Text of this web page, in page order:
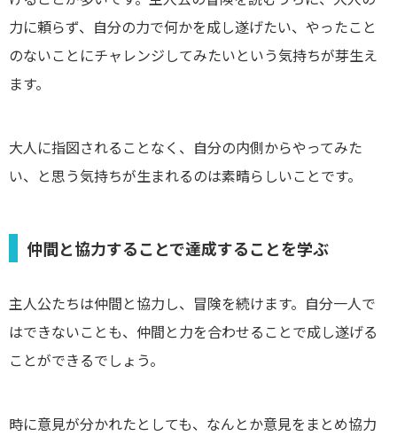
力に頼らず、自分の力で何かを成し遂げたい、やったこと
のないことにチャレンジしてみたいという気持ちが芽生え
ます。
大人に指図されることなく、自分の内側からやってみた
い、と思う気持ちが生まれるのは素晴らしいことです。
仲間と協力することで達成することを学ぶ
主人公たちは仲間と協力し、冒険を続けます。自分一人で
はできないことも、仲間と力を合わせることで成し遂げる
ことができるでしょう。
時に意見が分かれたとしても、なんとか意見をまとめ協力